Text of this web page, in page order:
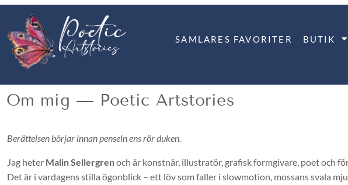
SAMLARES FAVORITER BUTIK
Om mig — Poetic Artstories
Berättelsen börjar innan penseln ens rör duken.
Jag heter Malin Sellergrenoch är konstnär, illustratör, grafisk formgivare, poet och
Det är i vardagens stilla ögonblick – ett löv som faller i slowmotion, mossans svala